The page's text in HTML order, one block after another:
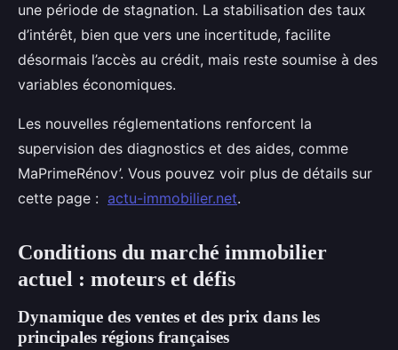
une période de stagnation. La stabilisation des taux
d’intérêt, bien que vers une incertitude, facilite
désormais l’accès au crédit, mais reste soumise à des
variables économiques.
Les nouvelles réglementations renforcent la
supervision des diagnostics et des aides, comme
MaPrimeRénov’. Vous pouvez voir plus de détails sur
cette page : actu-immobilier.net.
Conditions du marché immobilier
actuel : moteurs et défis
Dynamique des ventes et des prix dans les
principales régions françaises